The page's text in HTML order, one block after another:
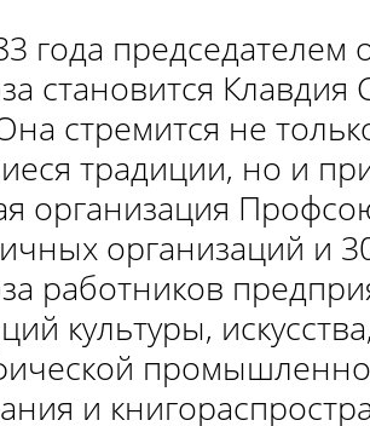
года председателем
становится Клавдия
стремится не
традиции, но и
организация
организаций и
работников
культуры,
и